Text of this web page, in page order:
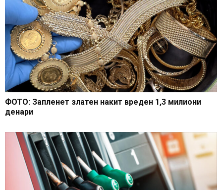
ФОТО: Запленет златен накит вреден 1,3 милиони
денари